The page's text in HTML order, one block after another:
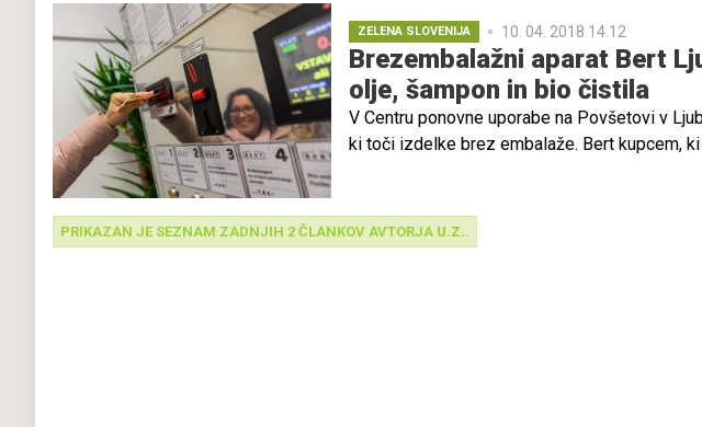
ZELENA SLOVENIJA 10. 04. 2018 14.12
Brezembalažni aparat Bert
olje, šampon in bio čistila
V Centru ponovne uporabe na Povšetovi v
ki toči izdelke brez embalaže. Bert kupcem,
PRIKAZAN JE SEZNAM ZADNJIH 2 ČLANKOV AVTORJA U.Z..